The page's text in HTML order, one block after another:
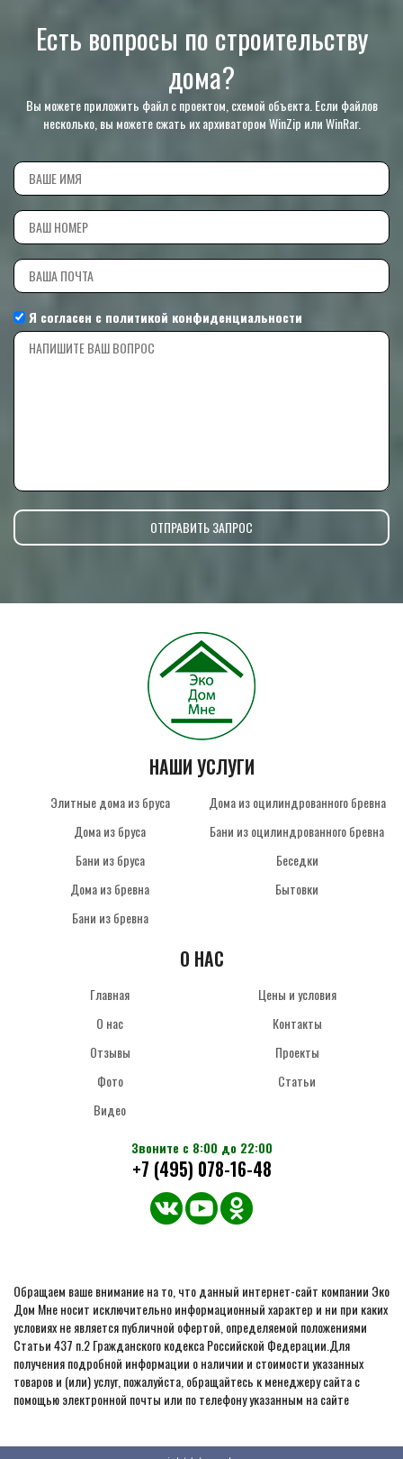
Есть вопросы по строительству
дома?
Вы можете приложить файл с проектом, схемой объекта. Если файлов
несколько, вы можете сжать их архиватором WinZip или WinRar.
Я согласен с политикой конфиденциальности
НАШИ УСЛУГИ
Элитные дома из бруса
Дома из бруса
Бани из бруса
Дома из бревна
Бани из бревна
Дома из оцилиндрованного бревна
Бани из оцилиндрованного бревна
Беседки
Бытовки
О НАС
Главная
О нас
Отзывы
Фото
Видео
Цены и условия
Контакты
Проекты
Статьи
Звоните с 8:00 до 22:00
+7 (495) 078-16-48
Обращаем ваше внимание на то, что данный интернет-сайт компании Эко
Дом Мне носит исключительно информационный характер и ни при каких
условиях не является публичной офертой, определяемой положениями
Статьи 437 п.2 Гражданского кодекса Российской Федерации.Для
получения подробной информации о наличии и стоимости указанных
товаров и (или) услуг, пожалуйста, обращайтесь к менеджеру сайта с
помощью электронной почты или по телефону указанным на сайте